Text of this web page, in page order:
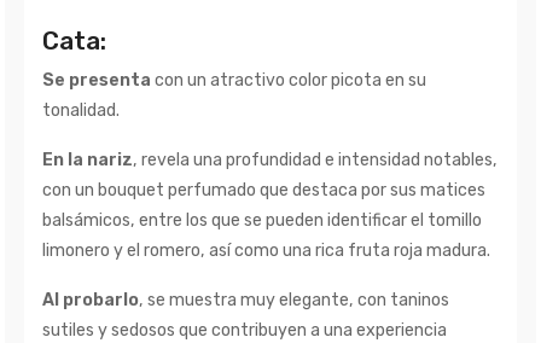
Cata:
Se presenta con un atractivo color picota en su
tonalidad.
En la nariz, revela una profundidad e intensidad notables,
con un bouquet perfumado que destaca por sus matices
balsámicos, entre los que se pueden identificar el tomillo
limonero y el romero, así como una rica fruta roja madura.
Al probarlo, se muestra muy elegante, con taninos
sutiles y sedosos que contribuyen a una experiencia